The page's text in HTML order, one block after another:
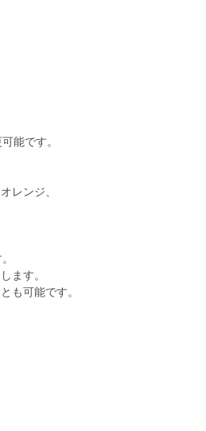
能です。
レンジ、
ます。
も可能です。